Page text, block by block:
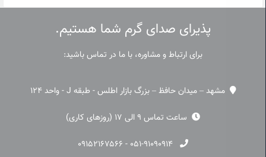
پذیرای صدای گرم شما هستیم.
برای ارتباط و مشاوره، با ما در تماس باشید:
مشهد – میدان حافظ – بزرگ بازار اطلس - طبقه J - واحد 124
ساعت تماس 9 الی 17 (روزهای کاری)
۰۵۱-۹۱۰۹۰۹۱۴ - ۰۹۱۵۲۱۶۷۵۶۶